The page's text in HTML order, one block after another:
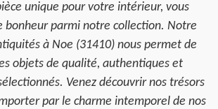
unique pour votre intérieur, vous
bonheur parmi notre collection. Notre
à Noe (31410) nous permet de
objets de qualité, authentiques et
Venez découvrir nos trésors
par le charme intemporel de nos